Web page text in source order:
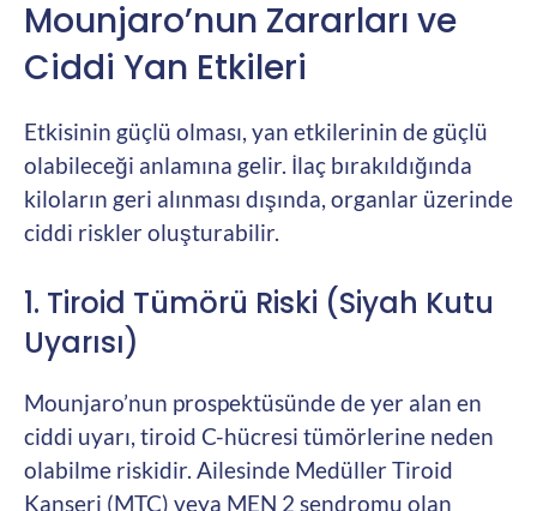
Mounjaro’nun Zararları ve
Ciddi Yan Etkileri
Etkisinin güçlü olması, yan etkilerinin de güçlü
olabileceği anlamına gelir. İlaç bırakıldığında
kiloların geri alınması dışında, organlar üzerinde
ciddi riskler oluşturabilir.
1. Tiroid Tümörü Riski (Siyah Kutu
Uyarısı)
Mounjaro’nun prospektüsünde de yer alan en
ciddi uyarı, tiroid C-hücresi tümörlerine neden
olabilme riskidir. Ailesinde Medüller Tiroid
Kanseri (MTC) veya MEN 2 sendromu olan